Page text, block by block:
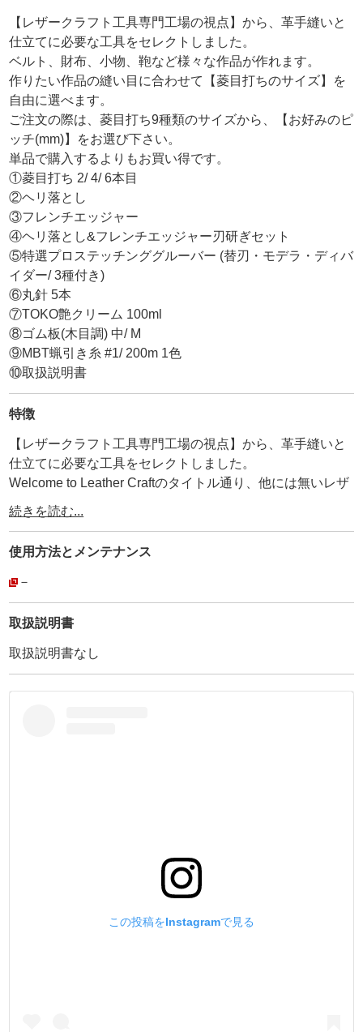
【レザークラフト工具専門工場の視点】から、革手縫いと
仕立てに必要な工具をセレクトしました。
ベルト、財布、小物、鞄など様々な作品が作れます。
作りたい作品の縫い目に合わせて【菱目打ちのサイズ】を
自由に選べます。
ご注文の際は、菱目打ち9種類のサイズから、【お好みのピ
ッチ(mm)】をお選び下さい。
単品で購入するよりもお買い得です。
①菱目打ち 2/ 4/ 6本目
②ヘリ落とし
③フレンチエッジャー
④ヘリ落とし&フレンチエッジャー刃研ぎセット
⑤特選プロステッチンググルーバー (替刃・モデラ・ディバ
イダー/ 3種付き)
⑥丸針 5本
⑦TOKO艶クリーム 100ml
⑧ゴム板(木目調) 中/ M
⑨MBT蝋引き糸 #1/ 200m 1色
⑩取扱説明書
特徴
【レザークラフト工具専門工場の視点】から、革手縫いと
仕立てに必要な工具をセレクトしました。
Welcome to Leather Craftのタイトル通り、他には無いレザ
ークラフトの入口にこだわりました。
作りたい作品に合わせて【菱目打ちのサイズ】を自由に選
択できます。
ご注文の際は、菱目打ち9種類のサイズから、【お好みのピ
ッチ(mm)】をお選び下さい。
2本目/ 4本目/ 6本目の3種類がついています。
お好みのピッチ(mm)を選択して下さい。
④ヘリ落とし&フレンチエッジャー刃研ぎセット
刃が切れなくなった時に簡単に刃研ぎが出来るセットで
研ぎ棒・耐水ペーパー(#800・#1200)・青棒がセットされ
続きを読む...
使用方法と メンテナンス
－
取扱説明書
取扱説明書なし
この投稿をInstagramで見る